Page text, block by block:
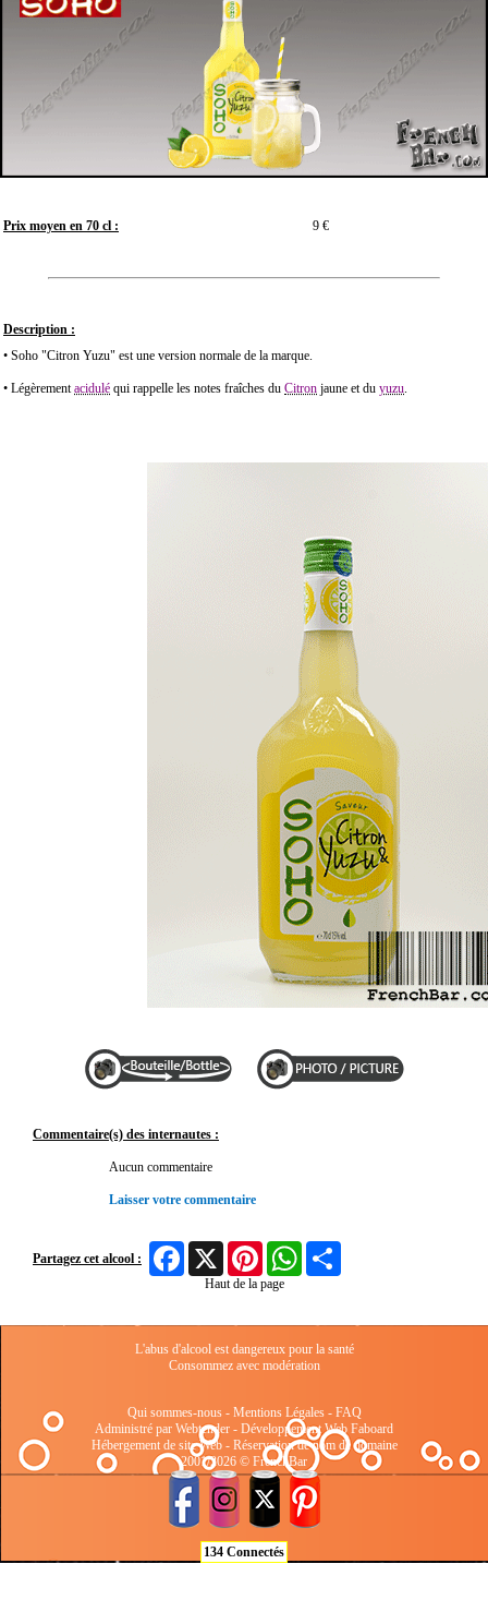
Prix moyen en 70 cl : 9 €
Description :
• Soho "Citron Yuzu" est une version normale de la marque.
• Légèrementacidulé qui rappelle les notes fraîches du Citron jaune et du yuzu.
Commentaire(s) des internautes :
Aucun commentaire
Laisser votre commentaire
Partagez cet alcool :
FacebookX Pinterest WhatsApp
Haut de la page
L'abus d'alcool est dangereux pour la santé
Consommez avec modération
Qui sommes-nous- Mentions Légales- FAQ
Administré par Webtender - Développement Web Faboard
Hébergement de site Web- Réservation de nom de domaine
2001/2026 © FrenchBar
134 Connectés